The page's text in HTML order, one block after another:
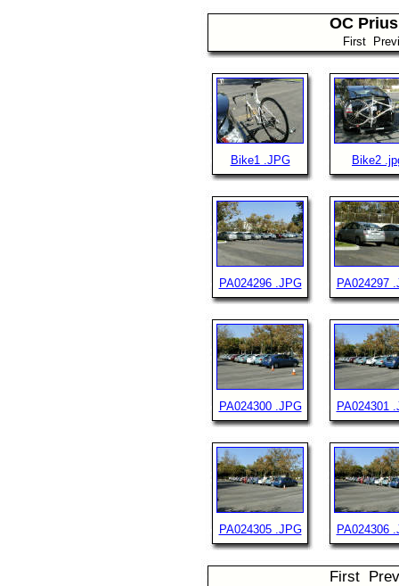
OC
First
Bike1 .JPG Bike2
PA024296 .JPG PA024297
PA024300 .JPG PA024301
PA024305 .JPG PA024306
First